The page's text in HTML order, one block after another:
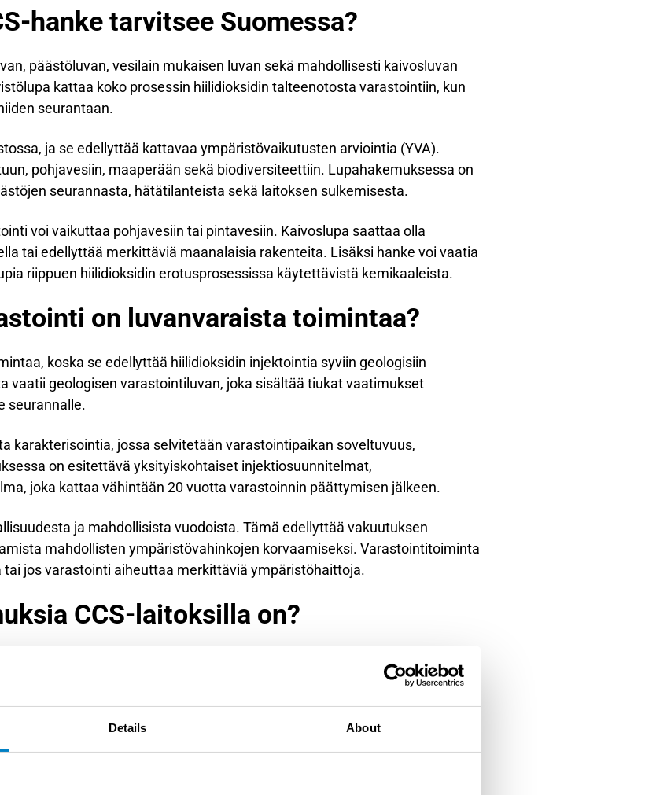
Details About
hanke tarvitsee Suomessa?
päästöluvan, vesilain mukaisen luvan sekä mahdollisesti kaivosluvan
kattaa koko prosessin hiilidioksidin talteenotosta varastointiin, kun
seurantaan.
ja se edellyttää kattavaa ympäristövaikutusten arviointia (YVA).
pohjavesiin, maaperään sekä biodiversiteettiin. Lupahakemuksessa on
seurannasta, hätätilanteista sekä laitoksen sulkemisesta.
voi vaikuttaa pohjavesiin tai pintavesiin. Kaivoslupa saattaa olla
tai edellyttää merkittäviä maanalaisia rakenteita. Lisäksi hanke voi vaatia
riippuen hiilidioksidin erotusprosessissa käytettävistä kemikaaleista.
on luvanvaraista toimintaa?
koska se edellyttää hiilidioksidin injektointia syviin geologisiin
vaatii geologisen varastointiluvan, joka sisältää tiukat vaatimukset
seurannalle.
karakterisointia, jossa selvitetään varastointipaikan soveltuvuus,
on esitettävä yksityiskohtaiset injektiosuunnitelmat,
joka kattaa vähintään 20 vuotta varastoinnin päättymisen jälkeen.
ja mahdollisista vuodoista. Tämä edellyttää vakuutuksen
mahdollisten ympäristövahinkojen korvaamiseksi. Varastointitoiminta
jos varastointi aiheuttaa merkittäviä ympäristöhaittoja.
CCS-laitoksilla on?
määrän ja puhtauden mittausta koko prosessiketjussa talteenotosta
tarkan kvantifioinnin, epäpuhtauksien analysoinnin
hiilidioksidin pitoisuutta savukaasuissa sekä ennen erotusta että sen
aikana tarvitaan tarkkaa matalan CO₂-pitoisuuden
optimoimiseksi. Puhdistetun hiilidioksidin laatu on varmistettava